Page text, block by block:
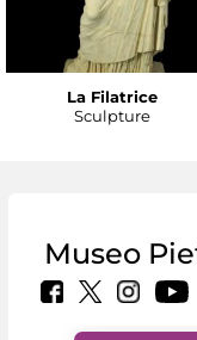
La Filatrice
Sculpture
Museo